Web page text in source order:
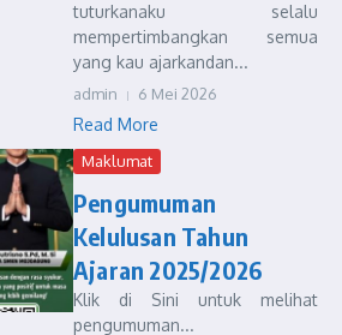
tuturkanaku selalu
mempertimbangkan semua
yang kau ajarkandan...
admin 6 Mei 2026
Read More
Maklumat
Pengumuman
Kelulusan Tahun
Ajaran 2025/2026
Klik di Sini untuk melihat
pengumuman...